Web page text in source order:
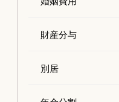
財産分与
別居